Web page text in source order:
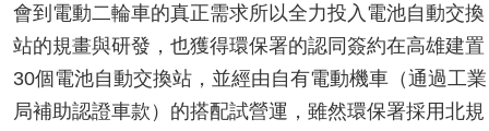
會到電動二輪車的真正需求所以全力投入電池自動交換
站的規畫與研發，也獲得環保署的認同簽約在高雄建置
30個電池自動交換站，並經由自有電動機車（通過工業
局補助認證車款）的搭配試營運，雖然環保署採用北規